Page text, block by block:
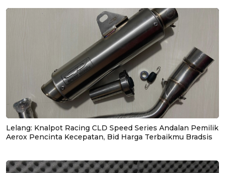
Lelang: Knalpot Racing CLD Speed Series Andalan Pemilik
Aerox Pencinta Kecepatan, Bid Harga Terbaikmu Bradsis